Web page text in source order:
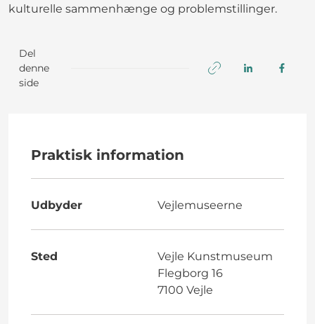
kulturelle sammenhænge og problemstillinger.
Del
denne
side
Praktisk information
Udbyder Vejlemuseerne
Sted
Vejle Kunstmuseum
Flegborg 16
7100 Vejle